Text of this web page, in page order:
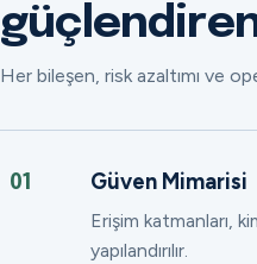
Her bileşen, risk azaltımı ve
01 Güven Mimarisi
Erişim katmanları,
yapılandırılır.